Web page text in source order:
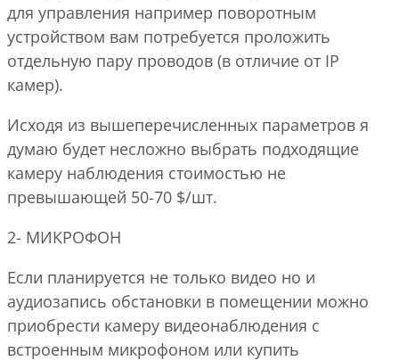
для управления например поворотным
устройством вам потребуется проложить
отдельную пару проводов (в отличие от IP
камер).
Исходя из вышеперечисленных параметров я
думаю будет несложно выбрать подходящие
камеру наблюдения стоимостью не
превышающей 50-70 $/шт.
2- МИКРОФОН
Если планируется не только видео но и
аудиозапись обстановки в помещении можно
приобрести камеру видеонаблюдения с
встроенным микрофоном или купить